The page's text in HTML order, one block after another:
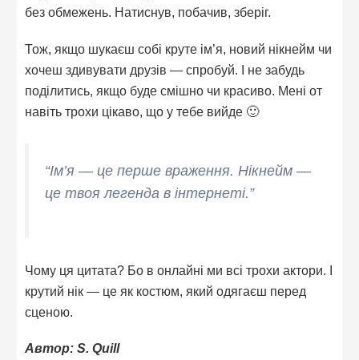
без обмежень. Натиснув, побачив, зберіг.
Тож, якщо шукаєш собі круте ім’я, новий нікнейм чи
хочеш здивувати друзів — спробуй. І не забудь
поділитись, якщо буде смішно чи красиво. Мені от
навіть трохи цікаво, що у тебе вийде 🙂
“Ім’я — це перше враження. Нікнейм —
це твоя легенда в інтернеті.”
Чому ця цитата? Бо в онлайні ми всі трохи актори. І
крутий нік — це як костюм, який одягаєш перед
сценою.
Автор: S. Quill